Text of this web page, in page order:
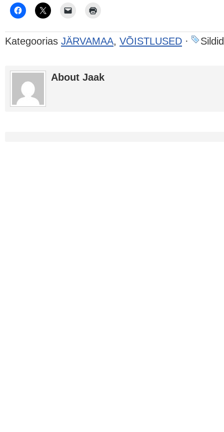
Kategoorias JÄRVAMAA, VÕISTLUSED · Sildid
About Jaak